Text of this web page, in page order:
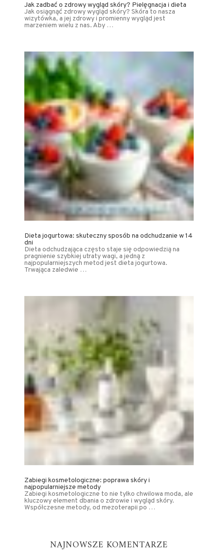
Jak zadbać o zdrowy wygląd skóry? Pielęgnacja i dieta
Jak osiągnąć zdrowy wygląd skóry? Skóra to nasza
wizytówka, a jej zdrowy i promienny wygląd jest
marzeniem wielu z nas. Aby …
Dieta jogurtowa: skuteczny sposób na odchudzanie w 14
dni
Dieta odchudzająca często staje się odpowiedzią na
pragnienie szybkiej utraty wagi, a jedną z
najpopularniejszych metod jest dieta jogurtowa.
Trwająca zaledwie …
Zabiegi kosmetologiczne: poprawa skóry i
najpopularniejsze metody
Zabiegi kosmetologiczne to nie tylko chwilowa moda, ale
kluczowy element dbania o zdrowie i wygląd skóry.
Współczesne metody, od mezoterapii po …
NAJNOWSZE KOMENTARZE